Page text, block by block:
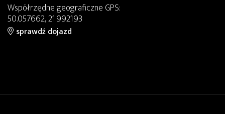
Współrzędne geograficzne GPS:
50.057662, 21.992193
sprawdź dojazd